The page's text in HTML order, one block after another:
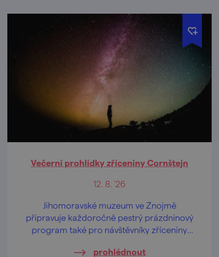
Večerní prohlídky zříceniny Cornštejn
12. 8. '26
Jihomoravské muzeum ve Znojmě
připravuje každoročně pestrý prázdninový
program také pro návštěvníky zříceniny
prohlédnout